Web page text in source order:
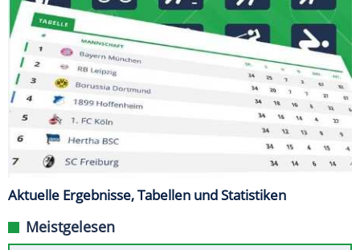
Aktuelle Ergebnisse, Tabellen und Statistiken
Meistgelesen